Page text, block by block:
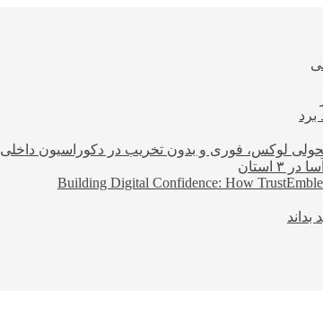
تحولی لوکس، فوری و بدون تخریب در دکوراسیون داخلی
Building Digital Confidence: How